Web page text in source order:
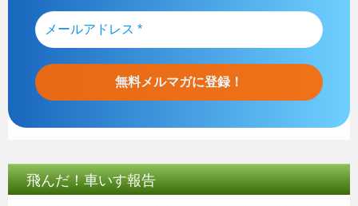
飛んだ！車いす報告